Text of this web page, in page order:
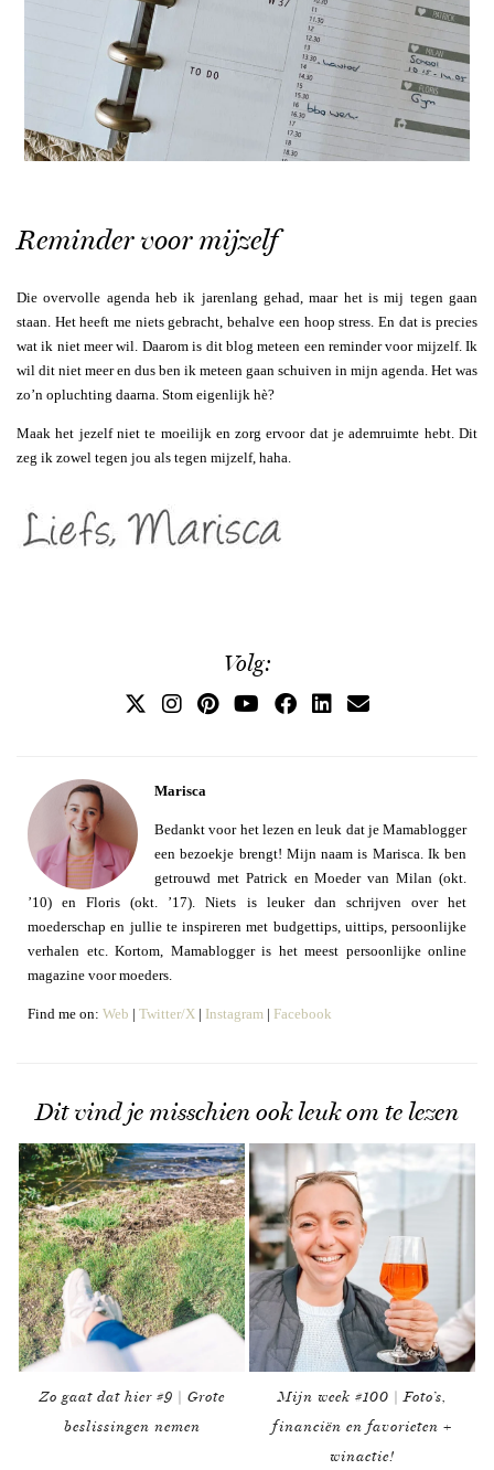
Reminder voor mijzelf
Die overvolle agenda heb ik jarenlang gehad, maar het is mij tegen gaan
staan. Het heeft me niets gebracht, behalve een hoop stress. En dat is precies
wat ik niet meer wil. Daarom is dit blog meteen een reminder voor mijzelf. Ik
wil dit niet meer en dus ben ik meteen gaan schuiven in mijn agenda. Het was
zo’n opluchting daarna. Stom eigenlijk hè?
Maak het jezelf niet te moeilijk en zorg ervoor dat je ademruimte hebt. Dit
zeg ik zowel tegen jou als tegen mijzelf, haha.
Volg:
Marisca
Bedankt voor het lezen en leuk dat je Mamablogger
een bezoekje brengt! Mijn naam is Marisca. Ik ben
getrouwd met Patrick en Moeder van Milan (okt.
’10) en Floris (okt. ’17). Niets is leuker dan schrijven over het
moederschap en jullie te inspireren met budgettips, uittips, persoonlijke
verhalen etc. Kortom, Mamablogger is het meest persoonlijke online
magazine voor moeders.
Find me on: Web | Twitter/X | Instagram | Facebook
Dit vind je misschien ook leuk om te lezen
Zo gaat dat hier #9 | Grote
beslissingen nemen
Mijn week #100 | Foto’s,
financiën en favorieten +
winactie!